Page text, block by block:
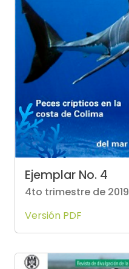
Ejemplar No. 4
4to trimestre de 2019
Versión PDF